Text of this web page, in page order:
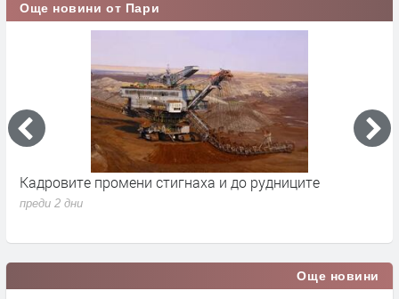
Още новини от Пари
Кадровите промени стигнаха и до рудниците
преди 2 дни
Още новини